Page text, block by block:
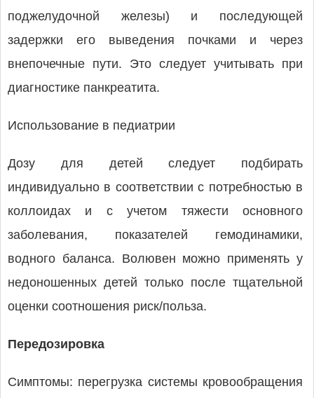
поджелудочной железы) и последующей
задержки его выведения почками и через
внепочечные пути. Это следует учитывать при
диагностике панкреатита.
Использование в педиатрии
Дозу для детей следует подбирать
индивидуально в соответствии с потребностью в
коллоидах и с учетом тяжести основного
заболевания, показателей гемодинамики,
водного баланса. Волювен можно применять у
недоношенных детей только после тщательной
оценки соотношения риск/польза.
Передозировка
Симптомы: перегрузка системы кровообращения